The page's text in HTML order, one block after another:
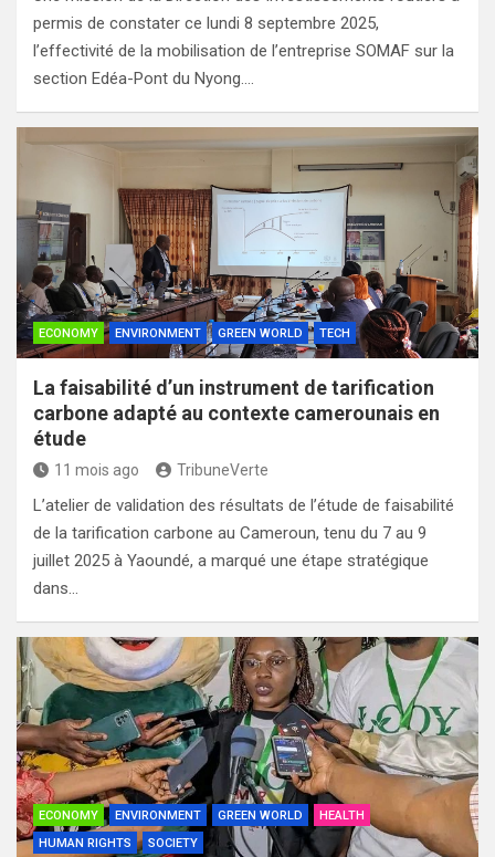
permis de constater ce lundi 8 septembre 2025,
l’effectivité de la mobilisation de l’entreprise SOMAF sur la
section Edéa-Pont du Nyong.…
ECONOMY ENVIRONMENT GREEN WORLD TECH
La faisabilité d’un instrument de tarification
carbone adapté au contexte camerounais en
étude
11 mois ago TribuneVerte
L’atelier de validation des résultats de l’étude de faisabilité
de la tarification carbone au Cameroun, tenu du 7 au 9
juillet 2025 à Yaoundé, a marqué une étape stratégique
dans…
ECONOMY ENVIRONMENT GREEN WORLD
HEALTH
HUMAN RIGHTS
SOCIETY